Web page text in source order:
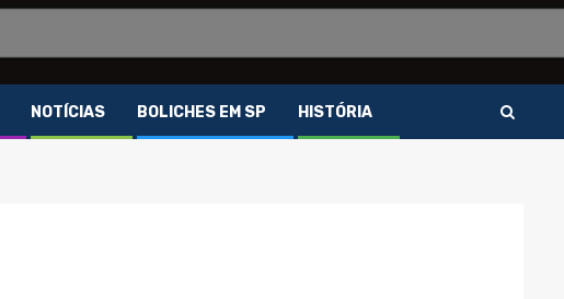
NOTÍCIAS BOLICHES EM SP HISTÓRIA